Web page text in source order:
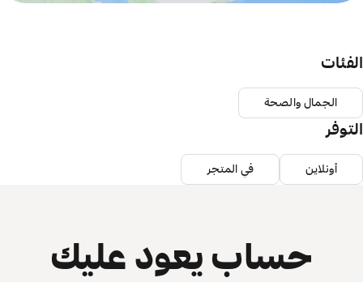
الفئات
الجمال والصحة
التوفر
أونلاين في المتجر
حساب يعود عليك